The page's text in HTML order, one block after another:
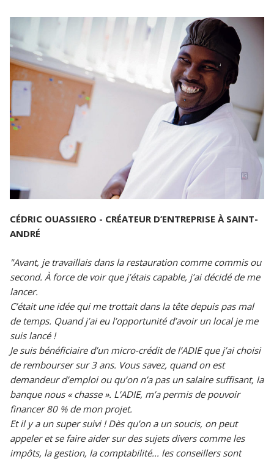
CÉDRIC OUASSIERO - CRÉATEUR D’ENTREPRISE À SAINT-
ANDRÉ
"Avant, je travaillais dans la restauration comme commis ou
second. À force de voir que j’étais capable, j’ai décidé de me
lancer.
C’était une idée qui me trottait dans la tête depuis pas mal
de temps. Quand j’ai eu l’opportunité d’avoir un local je me
suis lancé !
Je suis bénéficiaire d’un micro-crédit de l’ADIE que j’ai choisi
de rembourser sur 3 ans. Vous savez, quand on est
demandeur d’emploi ou qu’on n’a pas un salaire suffisant, la
banque nous « chasse ». L’ADIE, m’a permis de pouvoir
financer 80 % de mon projet.
Et il y a un super suivi ! Dès qu’on a un soucis, on peut
appeler et se faire aider sur des sujets divers comme les
impôts, la gestion, la comptabilité... les conseillers sont